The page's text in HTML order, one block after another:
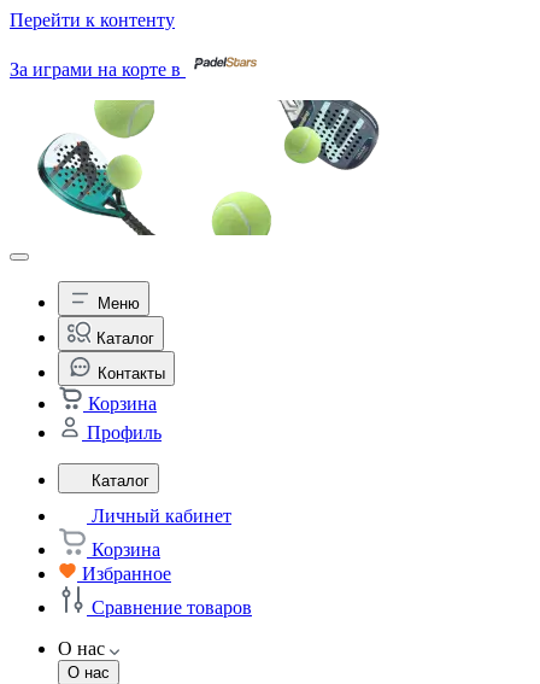
Перейти к контенту
За играми на корте в
Меню
Каталог
Контакты
Корзина
Профиль
Каталог
Личный кабинет
Корзина
Избранное
Сравнение товаров
О нас
О нас